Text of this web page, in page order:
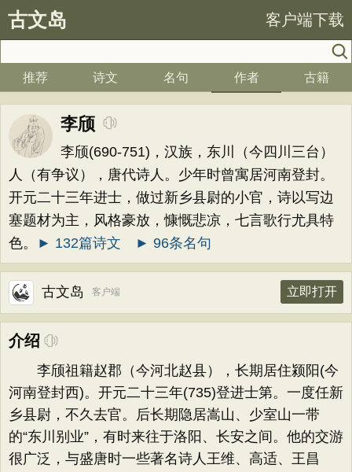
古文岛 客户端下载
推荐 诗文 名句 作者 古籍
李颀
李颀(690-751)，汉族，东川（今四川三台）
人（有争议），唐代诗人。少年时曾寓居河南登封。
开元二十三年进士，做过新乡县尉的小官，诗以写边
塞题材为主，风格豪放，慷慨悲凉，七言歌行尤具特
色。
► 132篇诗文 ► 96条名句
古文岛 客户端 立即打开
介绍
李颀祖籍赵郡（今河北赵县），长期居住颍阳(今
河南登封西)。开元二十三年(735)登进士第。一度任新
乡县尉，不久去官。后长期隐居嵩山、少室山一带
的“东川别业”，有时来往于洛阳、长安之间。他的交游
很广泛，与盛唐时一些著名诗人王维、高适、王昌